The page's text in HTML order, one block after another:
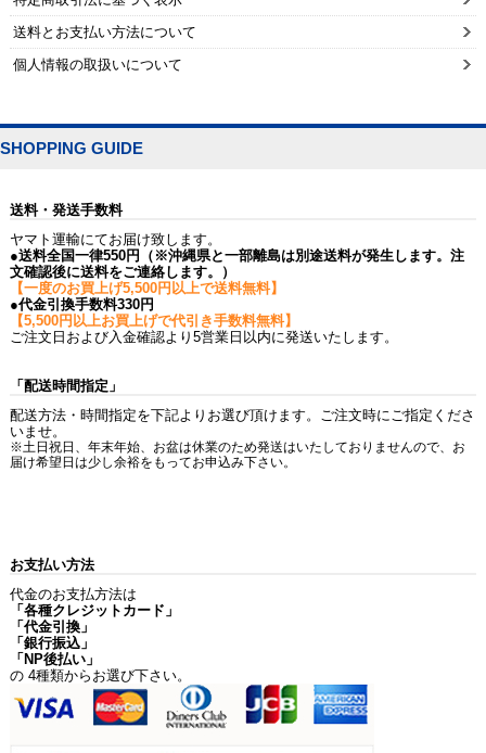
送料とお支払い方法について
個人情報の取扱いについて
SHOPPING GUIDE
送料・発送手数料
ヤマト運輸にてお届け致します。
●送料全国一律550円（※沖縄県と一部離島は別途送料が発生します。注
文確認後に送料をご連絡します。）
【一度のお買上げ5,500円以上で送料無料】
●代金引換手数料330円
【5,500円以上お買上げで代引き手数料無料】
ご注文日および入金確認より5営業日以内に発送いたします。
「配送時間指定」
配送方法・時間指定を下記よりお選び頂けます。ご注文時にご指定くださ
いませ。
※土日祝日、年末年始、お盆は休業のため発送はいたしておりませんので、お
届け希望日は少し余裕をもってお申込み下さい。
お支払い方法
代金のお支払方法は
「各種クレジットカード」
「代金引換」
「銀行振込」
「NP後払い」
の 4種類からお選び下さい。